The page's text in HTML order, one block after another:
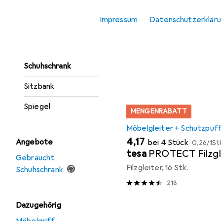
Impressum
Schuhschrank
Sitzbank
Spiegel
Angebote
Gebraucht
Schuhschrank
Dazugehörig
Hier findest du
MENGENRABATT
Möbelgleiter +
EUR
4,17 bei 4 Stück EUR
0,26/
tesa PROTECT
Filzgleiter, 16 Stk.
218